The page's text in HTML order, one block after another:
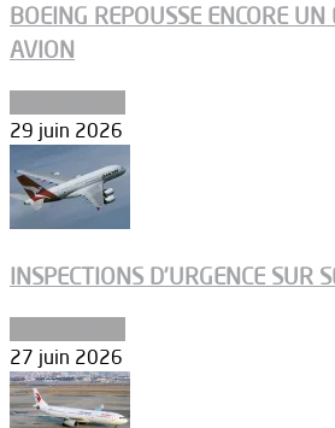
BOEING REPOUSSE ENCORE
AVION
29 juin 2026
INSPECTIONS D’URGENCE SUR
27 juin 2026